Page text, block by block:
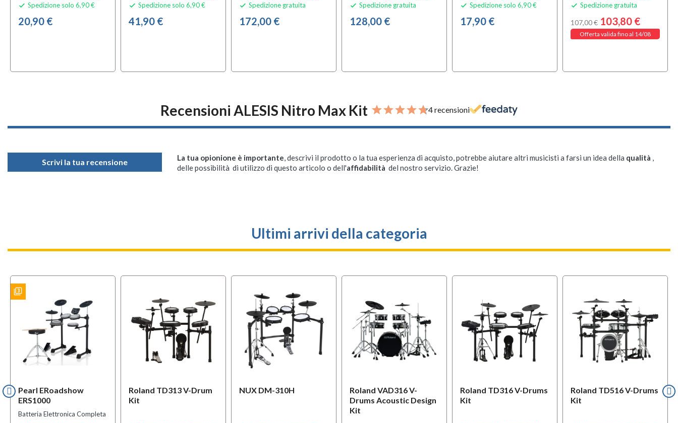
 Spedizione solo 6,90 €
20,90 €
 Spedizione solo 6,90 €
41,90 €
 Spedizione gratuita
172,00 €
 Spedizione gratuita
128,00 €
 Spedizione solo 6,90 €
17,90 €
 Spedizione gratuita
107,00 € 103,80 €
Offerta valida fino al 14/08
Recensioni ALESIS Nitro Max Kit 4 recensioni
Scrivi la tua recensione La tua opionione è importante, descrivi il prodotto o la tua esperienza di acquisto, potrebbe aiutare altri musicisti a farsi un idea della qualità ,
delle possibilità di utilizzo di questo articolo o dell'affidabilità del nostro servizio. Grazie!
Ultimi arrivi della categoria
Pearl ERoadshow
ERS1000
Batteria Elettronica Completa
filter_3
Roland TD313 V-Drum
Kit
NUX DM-310H
Roland VAD316 V-
Drums Acoustic Design
Kit
Roland TD316 V-Drums
Kit
Roland TD516 V-Drums
Kit